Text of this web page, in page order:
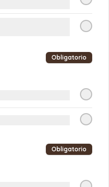
Obligatorio
Obligatorio